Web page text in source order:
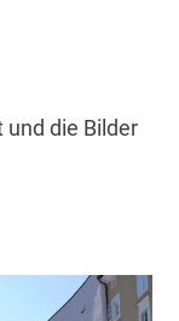
und die Bilder